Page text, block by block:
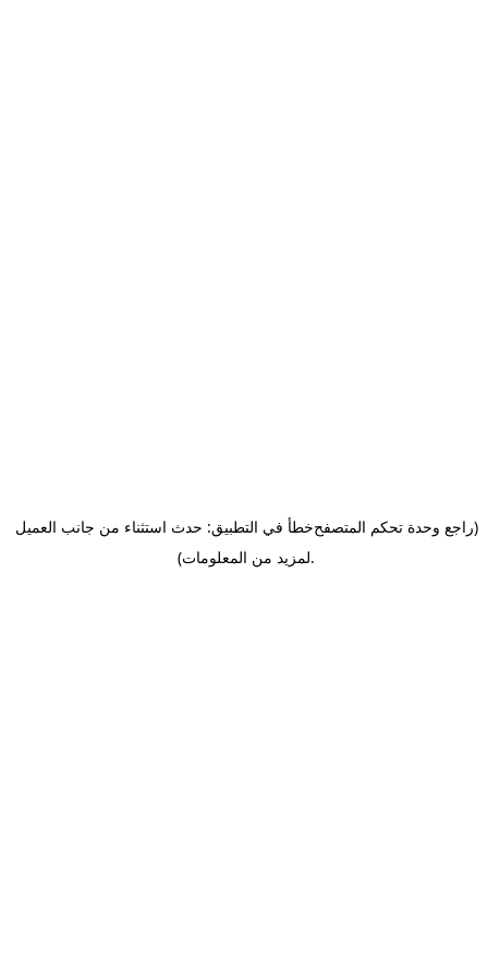
خطأ في التطبيق: حدث استثناء من جانب العميل(راجع وحدة تحكم المتصفح
لمزيد من المعلومات).